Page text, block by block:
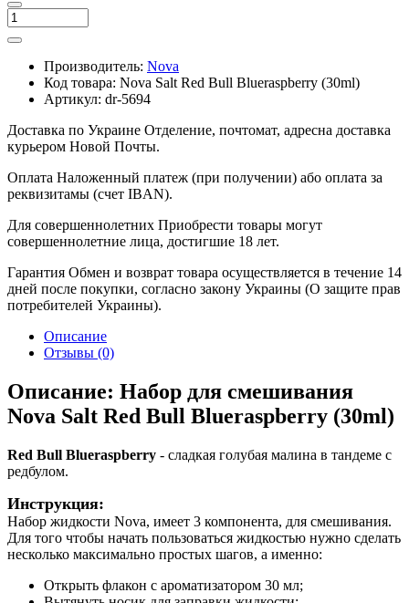
Производитель: Nova
Код товара: Nova Salt Red Bull Blueraspberry (30ml)
Артикул: dr-5694
Доставка по Украине Отделение, почтомат, адресна доставка
курьером Новой Почты.
Оплата Наложенный платеж (при получении) або оплата за
реквизитамы (счет IBAN).
Для совершеннолетних Приобрести товары могут
совершеннолетние лица, достигшие 18 лет.
Гарантия Обмен и возврат товара осуществляется в течение 14
дней после покупки, согласно закону Украины (О защите прав
потребителей Украины).
Описание
Отзывы (0)
Описание: Набор для смешивания
Nova Salt Red Bull Blueraspberry (30ml)
Red Bull Blueraspberry - cладкая голубая малина в тандеме с
редбулом.
Инструкция:
Набор жидкости Nova, имеет 3 компонента, для смешивания.
Для того чтобы начать пользоваться жидкостью нужно сделать
несколько максимально простых шагов, а именно:
Открыть флакон с ароматизатором 30 мл;